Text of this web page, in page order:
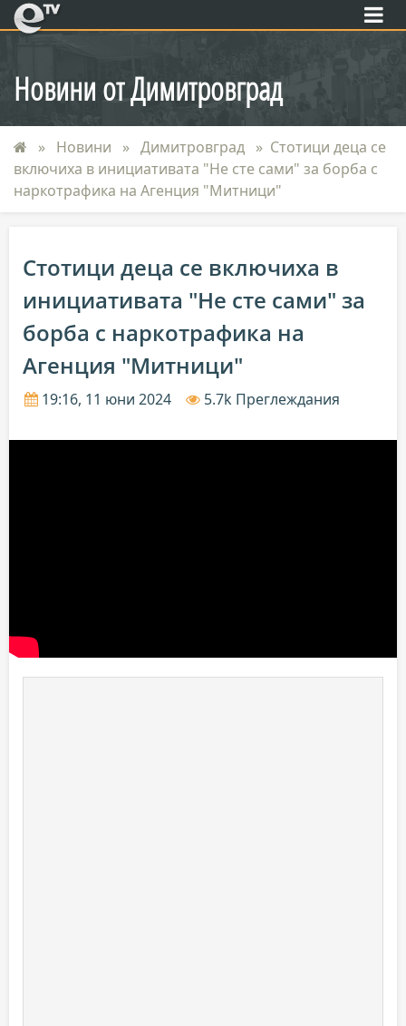
eTV
Новини от Димитровград
Новини Димитровград
Стотици деца се
включиха в инициативата "Не сте сами" за борба с
наркотрафика на Агенция "Митници"
Стотици деца се включиха в
инициативата "Не сте сами" за
борба с наркотрафика на
Агенция "Митници"
19:16, 11 юни 2024 5.7k Преглеждания